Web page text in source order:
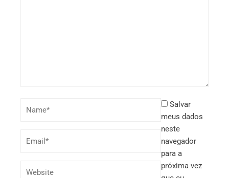
Salvar
meus dados
neste
navegador
para a
próxima vez